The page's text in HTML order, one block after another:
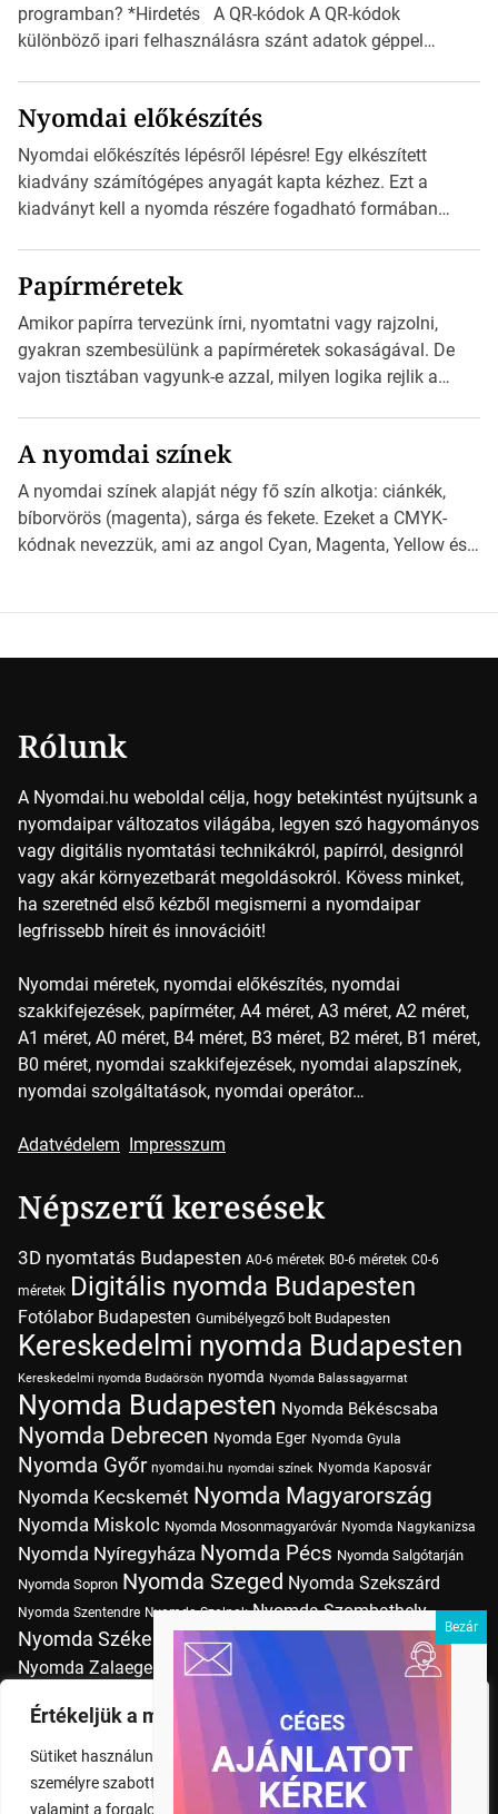
Értékeljük a magánéletét
Sütiket használunk a böngészési élmény fokozására,
személyre szabott hirdetések vagy tartalmak megjelenítésére,
valamint a forgalom elemzésére. A "Mindent elfogad" gombra
programban? *Hirdetés A QR-kódok A QR-kódok
különböző ipari felhasználásra szánt adatok géppel
okostelefonjára telepíthet egy QR-kód-leolvasó
alkalmazást, ami leolvasni és dekódolni képes az URL-
információt és átirányítja a telefon böngészőjét a cég
weblapjára. A QR-kód beolvasása után a felhasználó
Nyomdai előkészítés
Nyomdai előkészítés lépésről lépésre! Egy elkészített
kiadvány számítógépes anyagát kapta kézhez. Ezt a
kiadványt kell a nyomda részére fogadható formában
Illustratorban készült vektorgrafika. *Hirdetés Minden
esetben konzultáljunk a nyomdával, mielőtt elkezdjük a
nyomdai előkészítést!Nehogy az elkészült munka után
derüljön ki, hogy valamit másképp kellett volna csinálni! […]
Papírméretek
Amikor papírra tervezünk írni, nyomtatni vagy rajzolni,
gyakran szembesülünk a papírméretek sokaságával. De
vajon tisztában vagyunk-e azzal, milyen logika rejlik a
*Hirdetés Ebben a cikkben a papírméretek izgalmas
világába kalauzolunk el téged, hogy jobban megértsd,
milyen szempontok alapján érdemes választanod a
jövőben. Bevezetés a papírméretek világába A […]
A nyomdai színek
A nyomdai színek alapját négy fő szín alkotja: ciánkék,
bíborvörös (magenta), sárga és fekete. Ezeket a CMYK-
kódnak nevezzük, ami az angol Cyan, Magenta, Yellow és
Rólunk
A Nyomdai.hu weboldal célja, hogy betekintést nyújtsunk a
nyomdaipar változatos világába, legyen szó hagyományos
vagy digitális nyomtatási technikákról, papírról, designról
vagy akár környezetbarát megoldásokról. Kövess minket,
ha szeretnéd első kézből megismerni a nyomdaipar
legfrissebb híreit és innovációit!
Nyomdai méretek, nyomdai előkészítés, nyomdai
szakkifejezések, papírméter, A4 méret, A3 méret, A2 méret,
A1 méret, A0 méret, B4 méret, B3 méret, B2 méret, B1 méret,
B0 méret, nyomdai szakkifejezések, nyomdai alapszínek,
nyomdai szolgáltatások, nyomdai operátor…
Adatvédelem Impresszum
Népszerű keresések
3D nyomtatás Budapesten A0-6 méretek B0-6 méretek C0-6
méretek Digitális nyomda Budapesten
Fotólabor Budapesten Gumibélyegző bolt Budapesten
Kereskedelmi nyomda Budapesten
Kereskedelmi nyomda Budaörsön nyomda Nyomda Balassagyarmat
Nyomda Budapesten Nyomda Békéscsaba
Nyomda Debrecen Nyomda Eger Nyomda Gyula
Nyomda Győr nyomdai.hu nyomdai színek Nyomda Kaposvár
Nyomda Kecskemét Nyomda Magyarország
Nyomda Miskolc Nyomda Mosonmagyaróvár Nyomda Nagykanizsa
Nyomda Nyíregyháza Nyomda Pécs Nyomda Salgótarján
Nyomda Sopron Nyomda Szeged Nyomda Szekszárd
Nyomda Szentendre Nyomda Szolnok Nyomda Szombathely
Nyomda Székesfehérvár Nyomda Tatabánya Nyomda Vác
Nyomda Zalaegerszeg Nyomda Érd nyomtatás
Nyomtatás Budapesten
Pólónyomtatás Budapesten Szitanyomda Budapesten
Tudásbázis